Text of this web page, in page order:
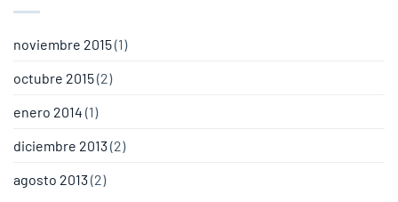
noviembre 2015(1)
octubre 2015(2)
enero 2014 (1)
diciembre 2013(2)
agosto 2013(2)